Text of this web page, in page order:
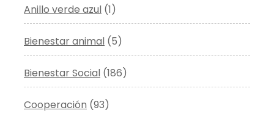
Anillo verde azul (1)
Bienestar animal (5)
Bienestar Social (186)
Cooperación (93)